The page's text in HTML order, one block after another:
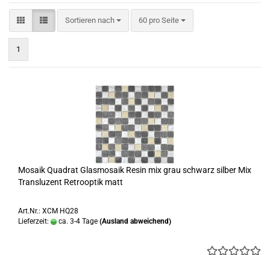
Sortieren nach
Sortieren nach 60 pro Seite
pro Seite
1
Mosaik Quadrat Glasmosaik Resin mix grau schwarz silber Mix
Transluzent Retrooptik matt
Art.Nr.: XCM HQ28
Lieferzeit:
ca. 3-4 Tage (Ausland abweichend)